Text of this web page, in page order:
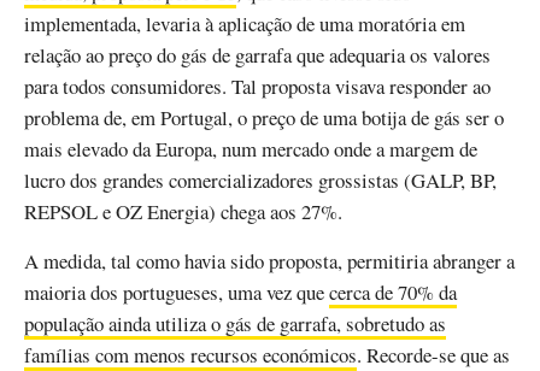
implementada, levaria à aplicação de uma moratória em
relação ao preço do gás de garrafa que adequaria os valores
para todos consumidores. Tal proposta visava responder ao
problema de, em Portugal, o preço de uma botija de gás ser o
mais elevado da Europa, num mercado onde a margem de
lucro dos grandes comercializadores grossistas (GALP, BP,
REPSOL e OZ Energia) chega aos 27%.
A medida, tal como havia sido proposta, permitiria abranger a
maioria dos portugueses, uma vez quecerca de 70% da
população ainda utiliza o gás de garrafa, sobretudo as
famílias com menos recursos económicos. Recorde-se que as